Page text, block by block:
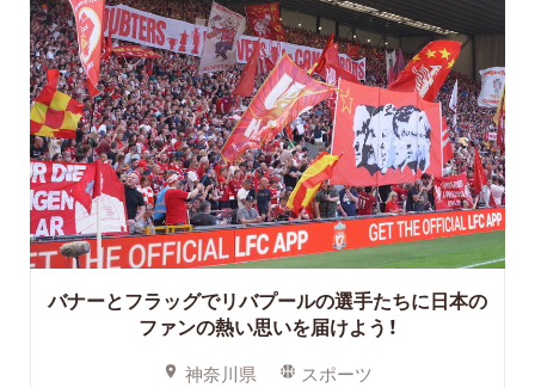
バナーとフラッグでリバプールの選手たちに日本の
ファンの熱い思いを届けよう！
神奈川県 スポーツ